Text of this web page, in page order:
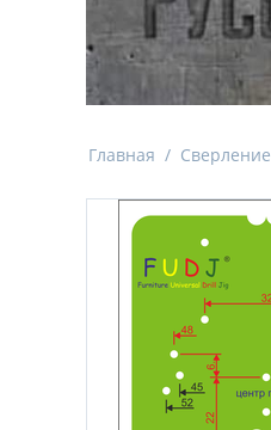
Главная / Сверление